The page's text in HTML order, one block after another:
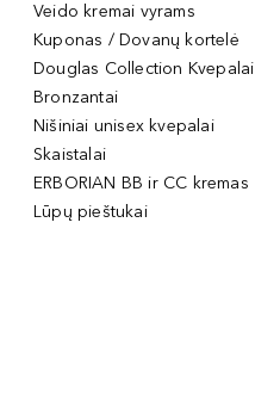
Veido kremai vyrams
Kuponas / Dovanų kortelė
Douglas Collection Kvepalai
Bronzantai
Nišiniai unisex kvepalai
Skaistalai
ERBORIAN BB ir CC kremas
Lūpų pieštukai